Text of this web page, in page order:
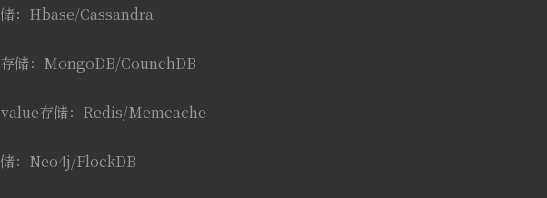
：Hbase/Cassandra
储：MongoDB/CounchDB
存储：Redis/Memcache
：Neo4j/FlockDB